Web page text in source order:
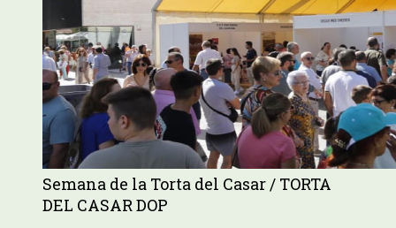
Semana de la Torta del Casar / TORTA
DEL CASAR DOP